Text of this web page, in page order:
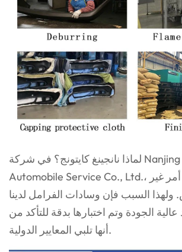
لماذا نانجينغ كايتونج؟ في شركة Nanjing Kaitong
Automobile Service Co., Ltd.، ندرك أن السلامة أمر غير
ولهذا السبب فإن وسادات الفرامل لدينا
الجودة وتم اختبارها بدقة للتأكد من
أنها تلبي المعايير الدولية.